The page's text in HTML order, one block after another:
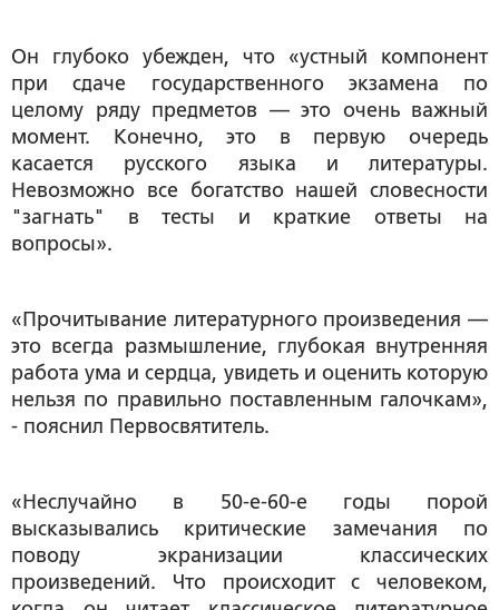
Он глубоко убежден, что «устный компонент
при сдаче государственного экзамена по
целому ряду предметов — это очень важный
момент. Конечно, это в первую очередь
касается русского языка и литературы.
Невозможно все богатство нашей словесности
"загнать" в тесты и краткие ответы на
вопросы».
«Прочитывание литературного произведения —
это всегда размышление, глубокая внутренняя
работа ума и сердца, увидеть и оценить которую
нельзя по правильно поставленным галочкам»,
- пояснил Первосвятитель.
«Неслучайно в 50-е-60-е годы порой
высказывались критические замечания по
поводу экранизации классических
произведений. Что происходит с человеком,